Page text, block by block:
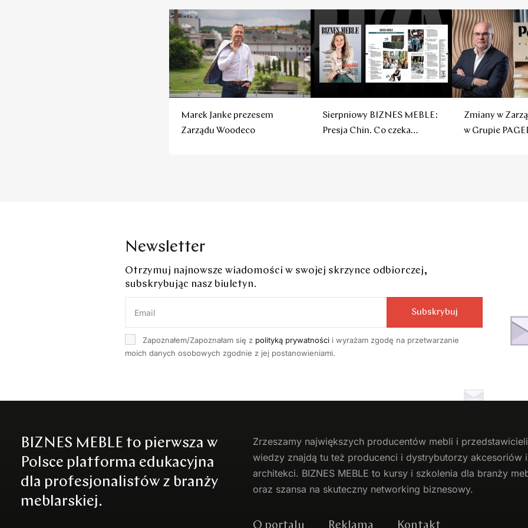
Marek Janke prezesem
Zarządu Woodeco
Sierpniowy BIZNES MEBLE:
Presja Chin. Co czeka
Zmiany w
w Grupie
Newsletter
Otrzymuj najnowsze wiadomości w swojej skrzynce odbiorczej,
subskrybując nasz biuletyn.
Zapoznałem/Zapoznałam się z polityką prywatnościi wyrażam zgodę na przetwarzanie
moich danych osobowych zgodnie z jej postanowieniami.
Subskrybuj
BIZNES MEBLE to pierwsza w
Polsce platforma edukacyjna
dla profesjonalistów z branży
meblarskiej.
Zrzeszamy największych producentów mebli i
wiedzy znajdą tu też producenci i dystrybutorzy
architekci. BIZNES MEBLE to kursy i szkolenia dla branży
oraz szansa na skuteczny networking biznesowy.